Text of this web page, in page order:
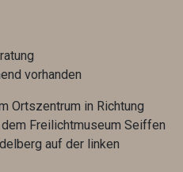
vorhanden
Ortszentrum in Richtung
Freilichtmuseum Seiffen
auf der linken